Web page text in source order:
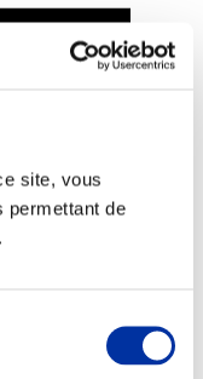
site, vous
permettant de